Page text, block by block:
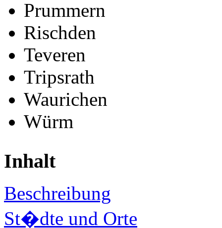
Prummern
Rischden
Teveren
Tripsrath
Waurichen
Würm
Inhalt
Beschreibung
St�dte und Orte